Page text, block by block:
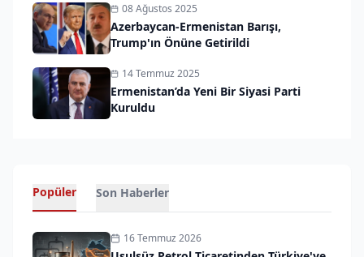
08 Ağustos 2025
Azerbaycan-Ermenistan Barışı,
Trump'ın Önüne Getirildi
14 Temmuz 2025
Ermenistan’da Yeni Bir Siyasi Parti
Kuruldu
Popüler Son Haberler
16 Temmuz 2026